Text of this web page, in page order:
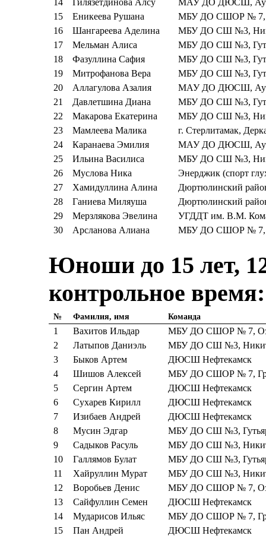
14
Гилязетдинова Алсу
МАУ ДО ДЮСШ,
15
Еникеева Рушана
МБУ ДО СШОР № 7,
16
Шангареева Аделина
МБУ ДО СШ №3,
17
Мельман Алиса
МБУ ДО СШ №3,
18
Фазуллина Сафия
МБУ ДО СШ №3,
19
Митрофанова Вера
МБУ ДО СШ №3,
20
Аллагулова Азалия
МАУ ДО ДЮСШ,
21
Давлетшина Диана
МБУ ДО СШ №3,
22
Макарова Екатерина
МБУ ДО СШ №3,
23
Мамлеева Малика
г. Стерлитамак,
24
Каранаева Эмилия
МАУ ДО ДЮСШ,
25
Ильина Василиса
МБУ ДО СШ №3,
26
Муслова Ника
Энерджик (спорт
27
Хамидуллина Алина
Дюртюлинский
28
Ганиева Миляуша
Дюртюлинский
29
Мерзлякова Эвелина
УГДДТ им. В.М.
30
Арсланова Алиана МБУ ДО СШОР № 7,
Юноши до 15 лет,
контрольное
№ Фамилия, имя Команда
1 Вахитов Ильдар
МБУ ДО СШОР № 7,
2
Латыпов Даниэль
МБУ ДО СШ №3,
3
Быков Артем
ДЮСШ Нефтекамск
4
Шишов Алексей
МБУ ДО СШОР № 7,
5
Сергин Артем
ДЮСШ Нефтекамск
6
Сухарев Кирилл
ДЮСШ Нефтекамск
7
Изибаев Андрей
ДЮСШ Нефтекамск
8
Мусин Эдгар
МБУ ДО СШ №3,
9
Садыков Расуль
МБУ ДО СШ №3,
10
Галлямов Булат
МБУ ДО СШ №3,
11
Хайруллин Мурат
МБУ ДО СШ №3,
12
Воробьев Денис
МБУ ДО СШОР № 7,
13
Сайфуллин Семен
ДЮСШ Нефтекамск
14
Мударисов Ильяс
МБУ ДО СШОР № 7,
15
Пан Андрей
ДЮСШ Нефтекамск